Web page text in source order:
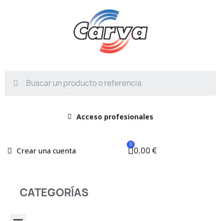
Acceso profesionales
Crear una cuenta 0,00 €
CATEGORÍAS